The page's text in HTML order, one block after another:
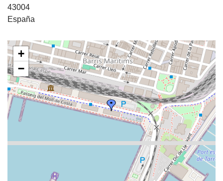
43004
España
+
−